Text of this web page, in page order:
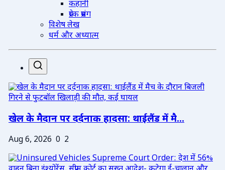
कहानी
प्रेरक प्रसंग
विशेष लेख
धर्म और अध्यात्म
खेल के मैदान पर दर्दनाक हादसा: थाईलैंड में मै...
Aug 6, 2026 0 2